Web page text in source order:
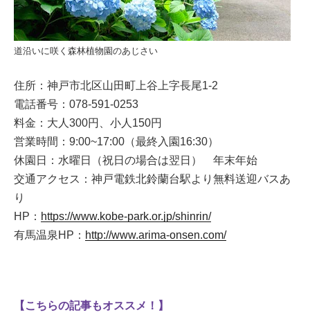
道沿いに咲く森林植物園のあじさい
住所：神戸市北区山田町上谷上字長尾1-2
電話番号：078-591-0253
料金：大人300円、小人150円
営業時間：9:00~17:00（最終入園16:30）
休園日：水曜日（祝日の場合は翌日） 年末年始
交通アクセス：神戸電鉄北鈴蘭台駅より無料送迎バスあ
り
HP： https://www.kobe-park.or.jp/shinrin/
有馬温泉HP： http://www.arima-onsen.com/
【こちらの記事もオススメ！】